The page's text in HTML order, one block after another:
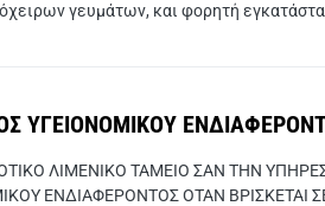
γευμάτων, και φορητή
ΥΓΕΙΟΝΟΜΙΚΟΥ
ΛΙΜΕΝΙΚΟ ΤΑΜΕΙΟ ΣΑΝ ΤΗΝ
ΕΝΔΙΑΦΕΡΟΝΤΟΣ ΟΤΑΝ ΒΡΙΣΚΕΤΑΙ